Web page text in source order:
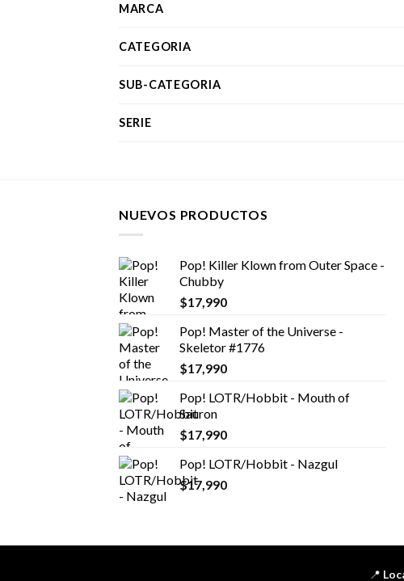
MARCA
CATEGORIA
SUB-CATEGORIA
SERIE
NUEVOS PRODUCTOS
Pop! Killer Klown from Outer Space -
Chubby
$17,990
Pop! Master of the Universe -
Skeletor #1776
$17,990
Pop! LOTR/Hobbit - Mouth of
Sauron
$17,990
Pop! LOTR/Hobbit - Nazgul
$17,990
📍